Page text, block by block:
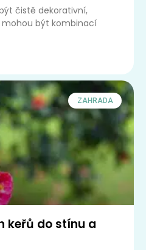
čistě dekorativní,
být kombinací
ZAHRADA
keřů do stínu a